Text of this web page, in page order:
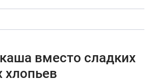
вместо сладких
хлопьев